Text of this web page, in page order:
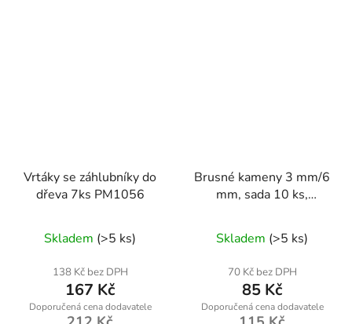
Vrtáky se záhlubníky do
dřeva 7ks PM1056
Skladem (>5 ks)
138 Kč bez DPH
167 Kč
Brusné kameny 3 mm/6
mm, sada 10 ks,
Skladem (>5 ks)
70 Kč bez DPH
85 Kč